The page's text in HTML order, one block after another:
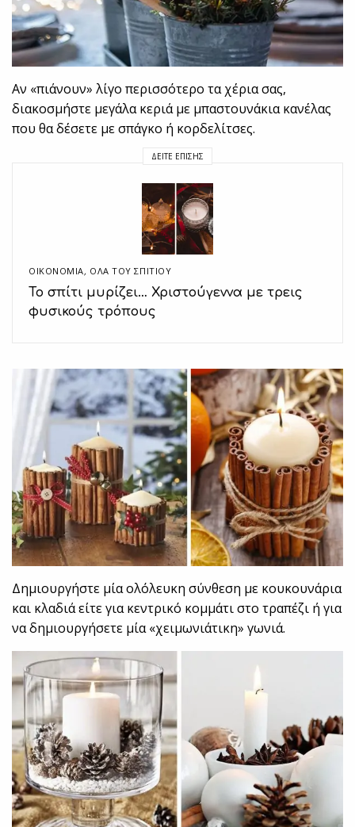
Αν «πιάνουν» λίγο περισσότερο τα χέρια σας,
διακοσμήστε μεγάλα κεριά με μπαστουνάκια κανέλας
που θα δέσετε με σπάγκο ή κορδελίτσες.
ΔΕΊΤΕ ΕΠΊΣΗΣ
ΟΙΚΟΝΟΜΙΑ, ΌΛΑ ΤΟΥ ΣΠΙΤΙΟΥ
Το σπίτι μυρίζει… Χριστούγεννα με τρεις
φυσικούς τρόπους
Δημιουργήστε μία ολόλευκη σύνθεση με κουκουνάρια
και κλαδιά είτε για κεντρικό κομμάτι στο τραπέζι ή για
να δημιουργήσετε μία «χειμωνιάτικη» γωνιά.